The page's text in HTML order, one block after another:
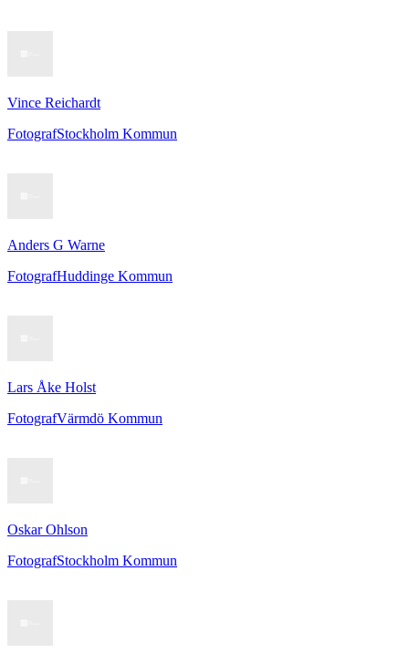
Vince Reichardt
FotografStockholm Kommun
Anders G Warne
FotografHuddinge Kommun
Lars Åke Holst
FotografVärmdö Kommun
Oskar Ohlson
FotografStockholm Kommun